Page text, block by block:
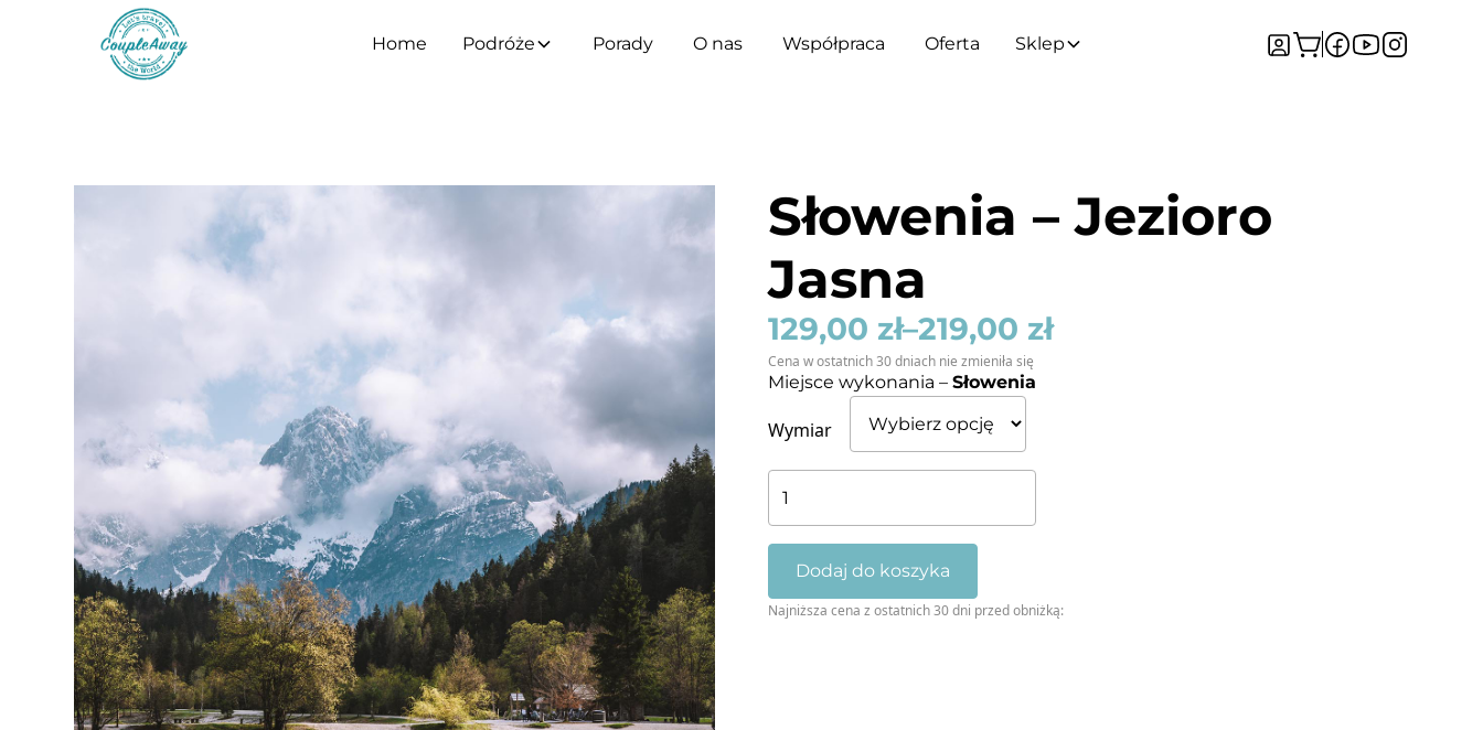
Home Podróże Porady O nas Współpraca Oferta Sklep
Słowenia – Jezioro
Jasna
129,00 zł–219,00 zł
Cena w ostatnich 30 dniach nie zmieniła się
Miejsce wykonania –Słowenia
Wymiar
Słowenia
Jezioro
Dodaj do koszyka
Najniższa cena z ostatnich 30 dni przed obniżką: